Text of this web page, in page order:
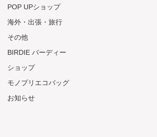
POP UPショップ
海外・出張・旅行
その他
BIRDIE バーディー
ショップ
モノプリエコバッグ
お知らせ